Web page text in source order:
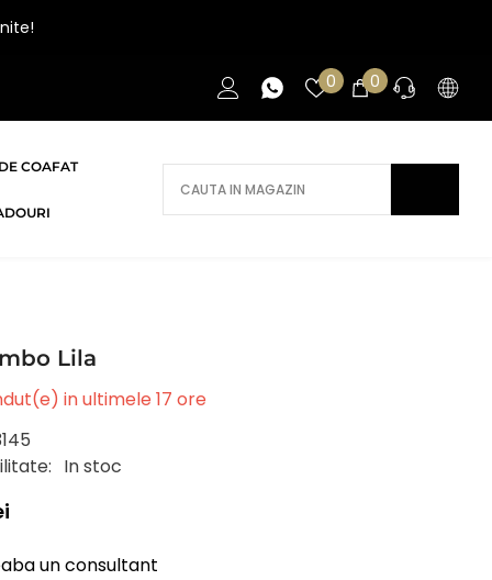
0Liste
de
favorite
00
articole
AI NEVOIE DE AJUTOR?
COAFAT
Lila
in ultimele17 ore
In stoc
un consultant